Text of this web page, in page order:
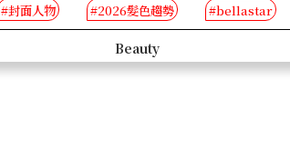
#封面人物 #2026髮色趨勢 #bellastar